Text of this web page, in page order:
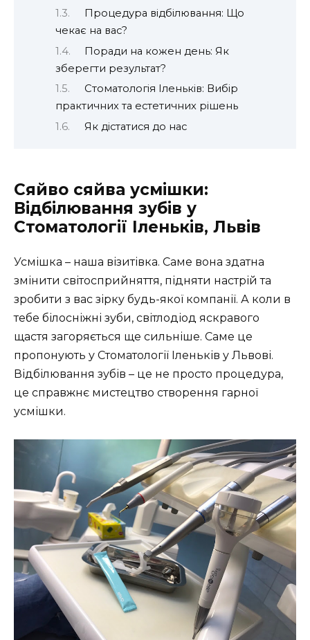
Процедура відбілювання: Що
чекає на вас?
Поради на кожен день: Як
зберегти результат?
Стоматологія Іленьків: Вибір
практичних та естетичних рішень
Як дістатися до нас
Сяйво сяйва усмішки:
Відбілювання зубів у
Стоматології Іленьків, Львів
Усмішка – наша візитівка. Саме вона здатна
змінити світосприйняття, підняти настрій та
зробити з вас зірку будь-якої компанії. А коли в
тебе білосніжні зуби, світлодіод яскравого
щастя загоряється ще сильніше. Саме це
пропонують у Стоматології Іленьків у Львові.
Відбілювання зубів – це не просто процедура,
це справжнє мистецтво створення гарної
усмішки.